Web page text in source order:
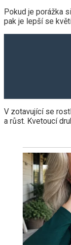
Pokud je porážka
pak je lepší se
V zotavující se
a růst. Kvetoucí